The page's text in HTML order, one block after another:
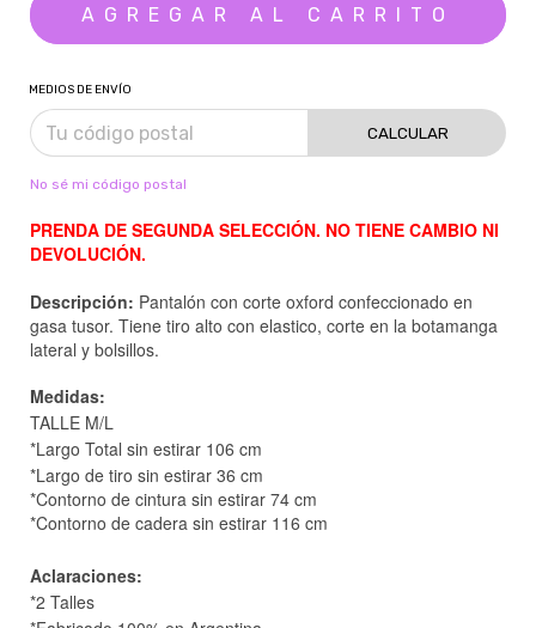
MEDIOS DE ENVÍO
CALCULAR
No sé mi código postal
PRENDA DE SEGUNDA SELECCIÓN. NO TIENE CAMBIO NI
DEVOLUCIÓN.
Descripción: Pantalón con corte oxford confeccionado en
gasa tusor. Tiene tiro alto con elastico, corte en la botamanga
lateral y bolsillos.
Medidas:
TALLE M/L
*Largo Total sin estirar 106 cm
*Largo de tiro sin estirar 36 cm
*Contorno de cintura sin estirar 74 cm
*Contorno de cadera sin estirar 116 cm
Aclaraciones:
*2 Talles